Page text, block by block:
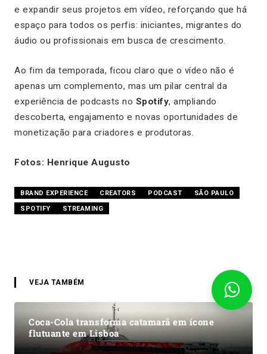
e expandir seus projetos em vídeo, reforçando que há
espaço para todos os perfis: iniciantes, migrantes do
áudio ou profissionais em busca de crescimento.
Ao fim da temporada, ficou claro que o vídeo não é
apenas um complemento, mas um pilar central da
experiência de podcasts no Spotify, ampliando
descoberta, engajamento e novas oportunidades de
monetização para criadores e produtoras.
Fotos: Henrique Augusto
BRAND EXPERIENCE CREATORS PODCAST
SÃO PAULO
SPOTIFY
STREAMING
VEJA TAMBÉM
Coca-Cola transforma catamarã em ícone
flutuante em Lisboa